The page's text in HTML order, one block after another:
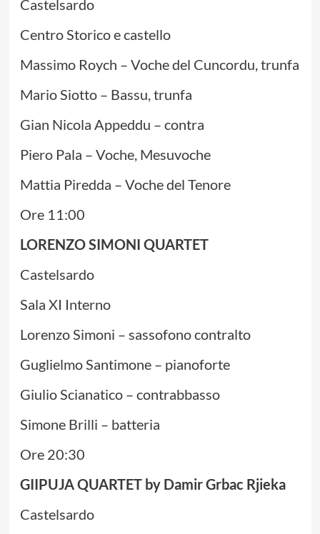
Castelsardo
Centro Storico e castello
Massimo Roych – Voche del Cuncordu, trunfa
Mario Siotto – Bassu, trunfa
Gian Nicola Appeddu – contra
Piero Pala – Voche, Mesuvoche
Mattia Piredda – Voche del Tenore
Ore 11:00
LORENZO SIMONI QUARTET
Castelsardo
Sala XI Interno
Lorenzo Simoni – sassofono contralto
Guglielmo Santimone – pianoforte
Giulio Scianatico – contrabbasso
Simone Brilli – batteria
Ore 20:30
GIIPUJA QUARTET by Damir Grbac Rjieka
Castelsardo